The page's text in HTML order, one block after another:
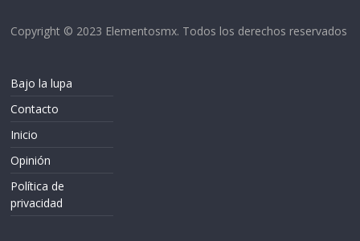
Copyright © 2023 Elementosmx. Todos los derechos reservados
Bajo la lupa
Contacto
Inicio
Opinión
Política de
privacidad